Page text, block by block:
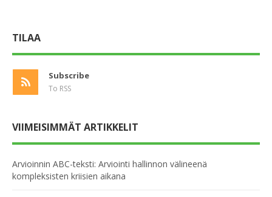
TILAA
Subscribe
To RSS
VIIMEISIMMÄT ARTIKKELIT
Arvioinnin ABC-teksti: Arviointi hallinnon välineenä
kompleksisten kriisien aikana